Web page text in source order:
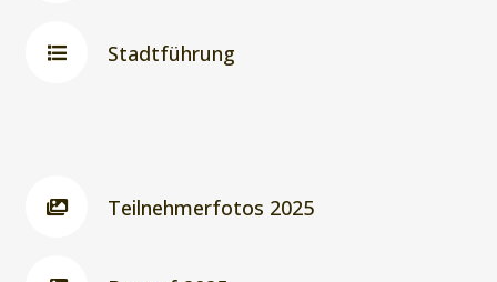
Stadtführung
Teilnehmerfotos 2025